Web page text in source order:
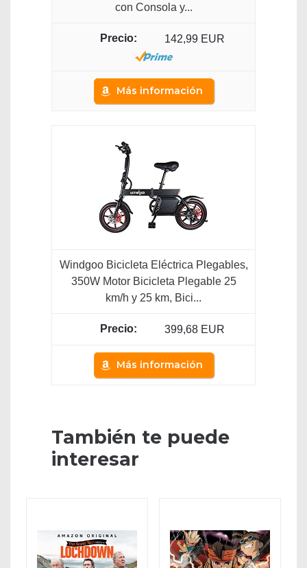
con Consola y...
142,99 EUR
Más información
Windgoo Bicicleta Eléctrica Plegables,
350W Motor Bicicleta Plegable 25
km/h y 25 km, Bici...
399,68 EUR
Más información
También te puede
interesar